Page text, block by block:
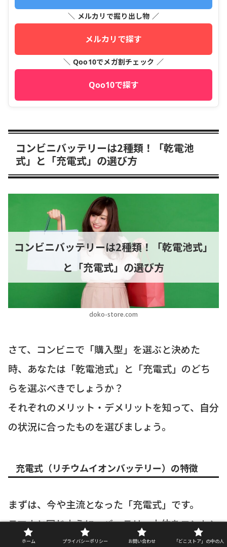
＼ メルカリで掘り出し物 ／
メルカリで探す
＼ Qoo10でメガ割チェック ／
Qoo10で探す
コンビニバッテリーは2種類！「乾電池
式」と「充電式」の選び方
doko-store.com
コンビニバッテリーは2種類！「乾電池式」
と「充電式」の選び方
さて、コンビニで「購入型」を選ぶと決めた
時、あなたは「乾電池式」と「充電式」のどち
らを選ぶべきでしょうか？
それぞれのメリット・デメリットを知って、自分
の状況に合ったものを選びましょう。
充電式（リチウムイオンバッテリー）の特徴
まずは、今や主流となった「充電式」です。
スマホと同じように、バッテリー本体をコンセン
トなどで充電して、繰り返し使うタイプですね。
ホーム プライバシーポリシー お問い合わせ 「どこストア」の中の人